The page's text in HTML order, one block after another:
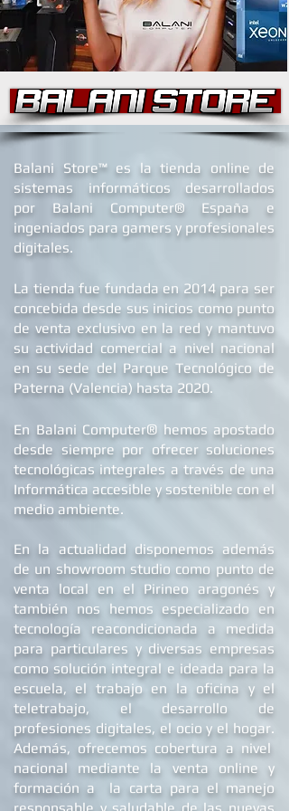
Balani Store™ es la tienda online de
sistemas informáticos desarrollados
por Balani Computer® España e
ingeniados para gamers y profesionales
digitales.
La tienda fue fundada en 2014 para ser
concebida desde sus inicios como punto
de venta exclusivo en la red y mantuvo
su actividad comercial a nivel nacional
en su sede del Parque Tecnológico de
Paterna (Valencia) hasta 2020.
En Balani Computer® hemos apostado
desde siempre por ofrecer soluciones
tecnológicas integrales a través de una
Informática accesible y sostenible con el
medio ambiente.
En la actualidad disponemos además
de un showroom studio como punto de
venta local en el Pirineo aragonés y
también nos hemos especializado en
tecnología reacondicionada a medida
para particulares y diversas empresas
como solución integral e ideada para la
escuela, el trabajo en la oficina y el
teletrabajo, el desarrollo de
profesiones digitales, el ocio y el hogar.
Además, ofrecemos cobertura a nivel
nacional mediante la venta online y
formación a la carta para el manejo